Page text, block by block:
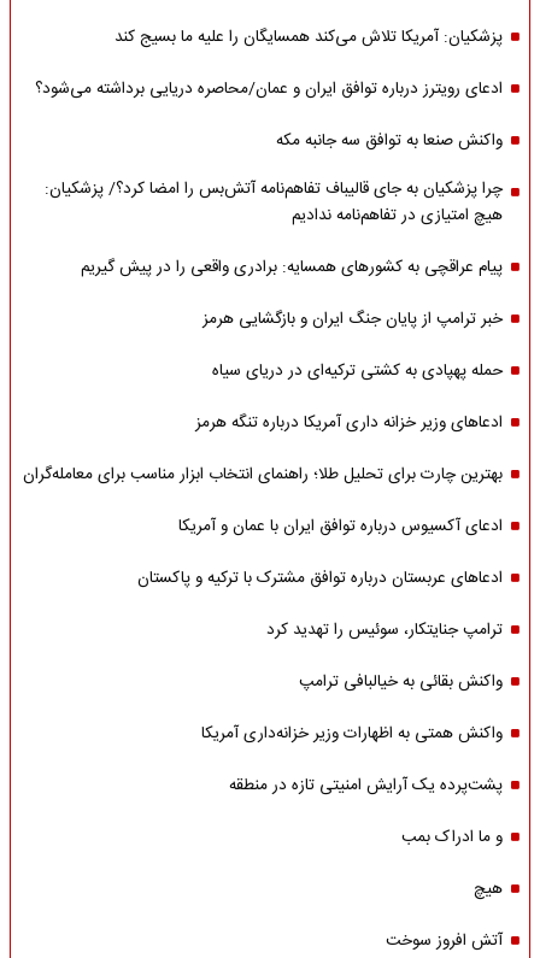
پزشکیان: آمریکا تلاش می‌کند همسایگان را علیه ما بسیج کند
ادعای رویترز درباره توافق ایران و عمان/محاصره دریایی برداشته می‌شود؟
واکنش صنعا به توافق سه جانبه مکه
چرا پزشکیان به جای قالیباف تفاهم‌نامه آتش‌بس را امضا کرد؟/ پزشکیان:
هیچ امتیازی در تفاهم‌نامه ندادیم
پیام عراقچی به کشورهای همسایه: برادری واقعی را در پیش گیریم
خبر ترامپ از پایان جنگ ایران و بازگشایی هرمز
حمله پهپادی به کشتی ترکیه‌ای در دریای سیاه
ادعاهای وزیر خزانه داری آمریکا درباره تنگه هرمز
بهترین چارت برای تحلیل طلا؛ راهنمای انتخاب ابزار مناسب برای معامله‌گران
ادعای آکسیوس درباره توافق ایران با عمان و آمریکا
ادعاهای عربستان درباره توافق مشترک با ترکیه و پاکستان
ترامپ جنایتکار، سوئیس را تهدید کرد
واکنش بقائی به خیالبافی ترامپ
واکنش همتی به اظهارات وزیر خزانه‌داری آمریکا
پشت‌پرده یک آرایش امنیتی تازه در منطقه
و ما ادراک بمب
هیچ
آتش افروز سوخت